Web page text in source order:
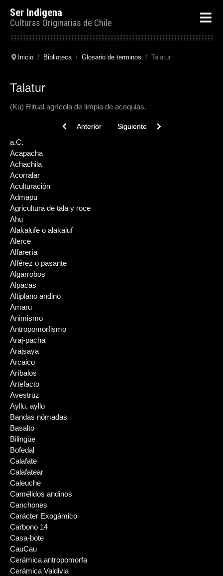
Ser Indigena
Culturas Originarias de Chile
Inicio Biblioteca Glosario de terminos Talatur
Talatur
(Ku) Ritual agrícola de limpia de acequias.
Previous article: Tangata hiva
Anterior Next article: Tabletas
Siguiente
a.C.
Acapacha
Achachila
Acorralar
Aculturación
Admapu
Agricultura de tala y roce
Ahu
Alakalufe o alakaluf
Alerce
Alfarería
Alférez o pasante
Algarrobos
Alpacas
Altiplano andino
Amaru
Animismo
Antropomorfismo
Araj-pacha
Arajsaya
Arcaico
Aríbalos
Artefacto
Avestruz
Ayllu, ayllo
Bandas nómadas
Basalto
Bilingüe
Bofedal
Calafate
Calafatear
Caleuche
Camélidos andinos
Canchones
Carácter Exogámico
Carbono 14
Casa-bote
CauCau
Cerámica antropomorfa
Cerámica Valdivia